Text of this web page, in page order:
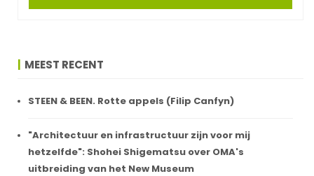
MEEST RECENT
STEEN & BEEN. Rotte appels (Filip Canfyn)
"Architectuur en infrastructuur zijn voor mij
hetzelfde": Shohei Shigematsu over OMA's
uitbreiding van het New Museum